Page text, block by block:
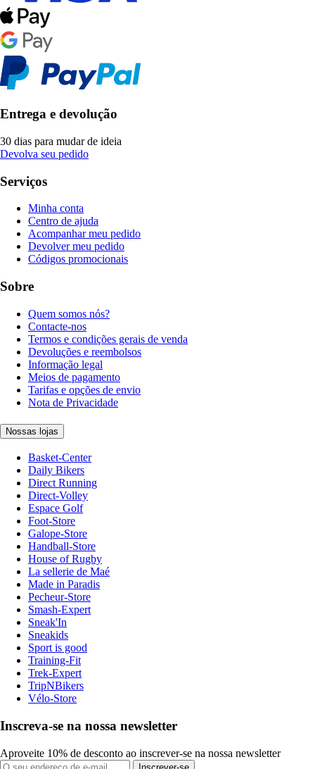
Entrega e devolução
30 dias para mudar de ideia
Devolva seu pedido
Serviços
Minha conta
Centro de ajuda
Acompanhar meu pedido
Devolver meu pedido
Códigos promocionais
Sobre
Quem somos nós?
Contacte-nos
Termos e condições gerais de venda
Devoluções e reembolsos
Informação legal
Meios de pagamento
Tarifas e opções de envio
Nota de Privacidade
Nossas lojas
Basket-Center
Daily Bikers
Direct Running
Direct-Volley
Espace Golf
Foot-Store
Galope-Store
Handball-Store
House of Rugby
La sellerie de Maé
Made in Paradis
Pecheur-Store
Smash-Expert
Sneak'In
Sneakids
Sport is good
Training-Fit
Trek-Expert
TripNBikers
Vélo-Store
Inscreva-se na nossa newsletter
Aproveite 10% de desconto ao inscrever-se na nossa newsletter